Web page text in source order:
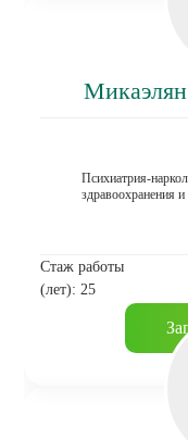
Психиатрия-
здравоохранения
Стаж работы
(лет): 25